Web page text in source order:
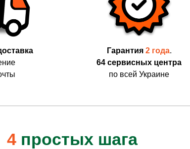
Гарантия 2 года.
64 сервисных центра
по всей Украине
4 простых шага